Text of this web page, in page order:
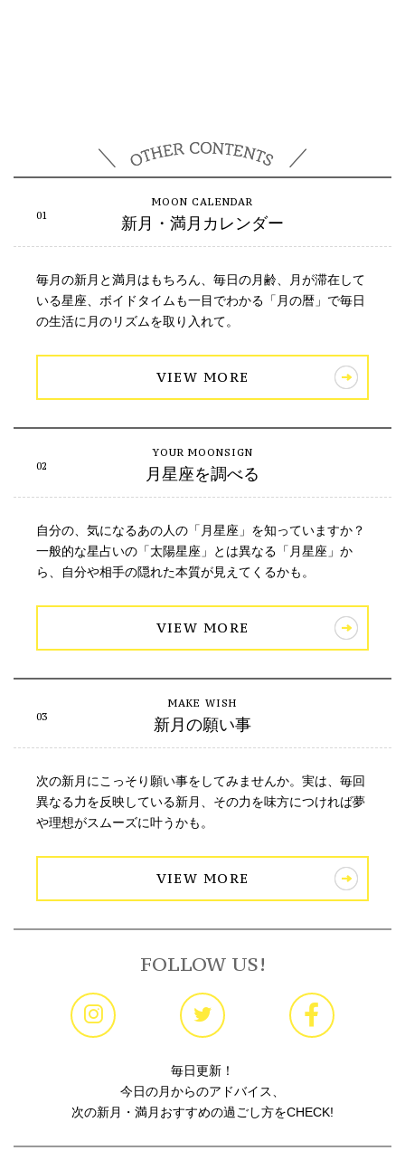
新月・満月カレンダー
毎月の新月と満月はもちろん、毎日の月齢、月が滞在して
いる星座、ボイドタイムも一目でわかる「月の暦」で毎日
の生活に月のリズムを取り入れて。
VIEW MORE
月星座を調べる
自分の、気になるあの人の「月星座」を知っていますか？
一般的な星占いの「太陽星座」とは異なる「月星座」か
ら、自分や相手の隠れた本質が見えてくるかも。
VIEW MORE
新月の願い事
次の新月にこっそり願い事をしてみませんか。実は、毎回
異なる力を反映している新月、その力を味方につければ夢
や理想がスムーズに叶うかも。
VIEW MORE
FOLLOW US!
毎日更新！
今日の月からのアドバイス、
次の新月・満月おすすめの過ごし方をCHECK!